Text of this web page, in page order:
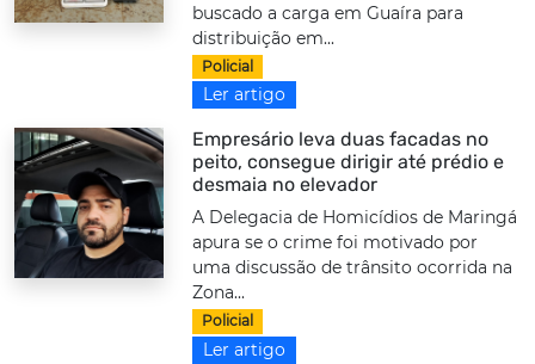
buscado a carga em Guaíra para
distribuição em...
Policial
Ler artigo
Empresário leva duas facadas no
peito, consegue dirigir até prédio e
desmaia no elevador
A Delegacia de Homicídios de Maringá
apura se o crime foi motivado por
uma discussão de trânsito ocorrida na
Zona...
Policial
Ler artigo